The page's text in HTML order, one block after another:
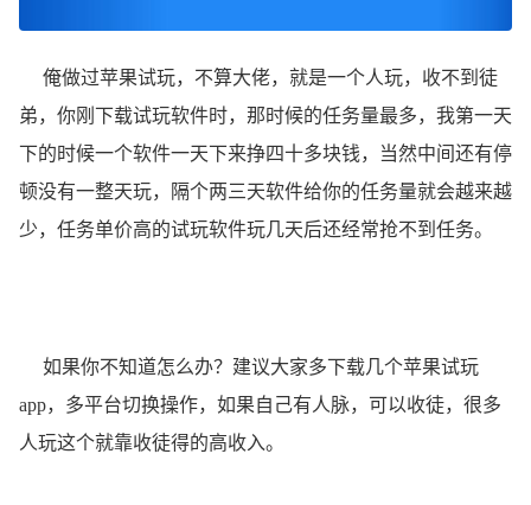
俺做过苹果试玩，不算大佬，就是一个人玩，收不到徒
弟，你刚下载试玩软件时，那时候的任务量最多，我第一天
下的时候一个软件一天下来挣四十多块钱，当然中间还有停
顿没有一整天玩，隔个两三天软件给你的任务量就会越来越
少，任务单价高的试玩软件玩几天后还经常抢不到任务。
如果你不知道怎么办？建议大家多下载几个苹果试玩
app，多平台切换操作，如果自己有人脉，可以收徒，很多
人玩这个就靠收徒得的高收入。